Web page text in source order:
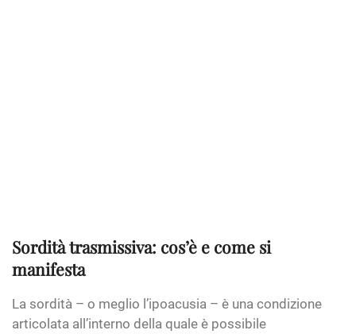
Sordità trasmissiva: cos’è e come si
manifesta
La sordità – o meglio l’ipoacusia – è una condizione
articolata all’interno della quale è possibile